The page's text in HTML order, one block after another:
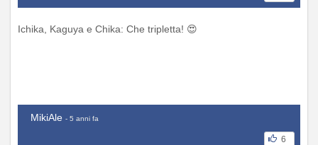
Ichika, Kaguya e Chika: Che tripletta! 😍
MikiAle - 5 anni fa
6